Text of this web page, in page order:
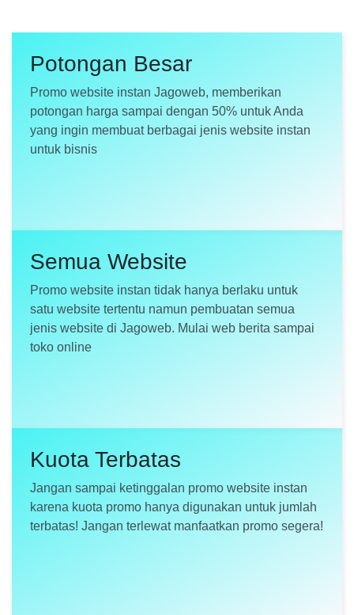
Potongan Besar
Promo website instan Jagoweb, memberikan
potongan harga sampai dengan 50% untuk Anda
yang ingin membuat berbagai jenis website instan
untuk bisnis
Semua Website
Promo website instan tidak hanya berlaku untuk
satu website tertentu namun pembuatan semua
jenis website di Jagoweb. Mulai web berita sampai
toko online
Kuota Terbatas
Jangan sampai ketinggalan promo website instan
karena kuota promo hanya digunakan untuk jumlah
terbatas! Jangan terlewat manfaatkan promo segera!